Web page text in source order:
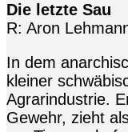
Die letzte Sau
R: Aron
In dem
kleiner
Agrarindustrie.
Gewehr, zieht